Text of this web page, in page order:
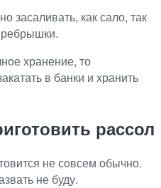
засаливать, как сало, так
ребрышки.
хранение, то
в банки и хранить
рассол
не совсем обычно.
не буду.